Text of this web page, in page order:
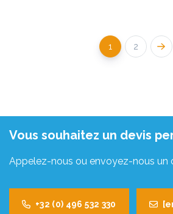
1 2
Vous souhaitez un devis
Appelez-nous ou envoyez-nous un
+32 (0) 496 532 330